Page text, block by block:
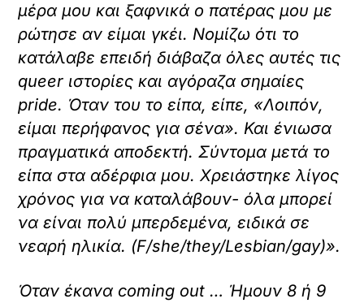
μέρα μου και ξαφνικά ο πατέρας μου με
ρώτησε αν είμαι γκέι. Νομίζω ότι το
κατάλαβε επειδή διάβαζα όλες αυτές τις
queer ιστορίες και αγόραζα σημαίες
pride. Όταν του το είπα, είπε, «Λοιπόν,
είμαι περήφανος για σένα». Και ένιωσα
πραγματικά αποδεκτή. Σύντομα μετά το
είπα στα αδέρφια μου. Χρειάστηκε λίγος
χρόνος για να καταλάβουν- όλα μπορεί
να είναι πολύ μπερδεμένα, ειδικά σε
νεαρή ηλικία. (F/she/they/Lesbian/gay)».
Όταν έκανα coming out … Ήμουν 8 ή 9